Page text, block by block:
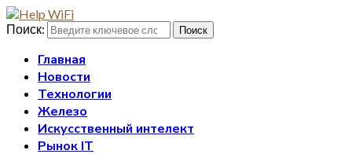
Поиск: Поиск
Главная
Новости
Технологии
Железо
Искусственный интелект
Рынок IT